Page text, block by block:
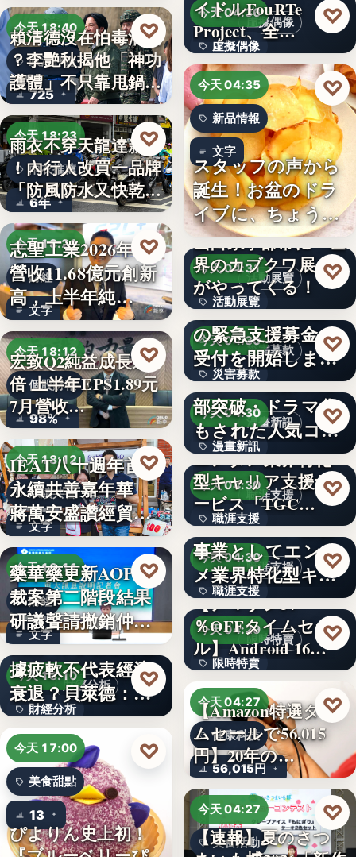
今天 18:40
政治評論
725
賴清德沒在怕毒油案
？李艷秋揭他「神功
護體」不只靠甩鍋盧
秀…
♡
今天 18:23
雨衣推薦
6年
雨衣不穿天龍達新牌
！內行人改買一品牌
「防風防水又快乾、
穿…
♡
今天 18:21
財經
文字
志聖工業2026年7月
營收11.68億元創新
高，上半年純…
♡
今天 18:12
個股財報
98%
宏致Q2純益成長近1
倍 上半年EPS1.89元
7月營收…
♡
今天 18:12
永續共善
文字
IEAT八十週年首辦
永續共善嘉年華
蔣萬安盛讚經貿公
益打…
♡
今天 18:11
財經
文字
藥華藥更新AOP仲
裁案第二階段結果
研議聲請撤銷仲裁
判斷
♡
財經分析
今天 18:10
財經分析
文字
美國7月非農就業數
據疲軟不代表經濟
衰退？貝萊德：AI
正讓…
♡
今天 17:00
美食甜點
13
ぴよりん史上初！
♡
1,000円
虛擬偶像
今天 04:36
虛擬偶像
10
イドルFouRTe
Project、全…
♡
今天 04:35
新品情報
文字
スタッフの声から
誕生！お盆のドラ
イブに、ちょうど
いい。「…
♡
活動展覽
今天 04:31
活動展覽
60
山口県宇部市に『世
界のカブクワ展』
がやってくる！
♡
災害募款
今天 04:30
災害募款
文字
令和8年熊本地震へ
の緊急支援募金の
受付を開始しまし
た
♡
漫畫新訊
今天 04:30
漫畫新訊
文字
シリーズ累計40万
部突破・ドラマ化
もされた人気コミ
ック！…
♡
職涯支援
今天 04:30
職涯支援
330,000
エンタメ業界特化
型キャリア支援サ
ービス「TGC…
♡
職涯支援
今天 04:30
職涯支援
文字
W TOKYO、新規
事業としてエンタ
メ業界特化型キャ
リア…
♡
限時特賣
今天 04:29
限時特賣
15,800円
【アマゾン37
％OFFタイムセー
ル】Android 16…
♡
今天 04:27
健康科技
56,015円
【Amazon特選タイ
ムセールで56,015
円】20年の…
♡
今天 04:27
美食活動
【速報】夏のさつ
♡